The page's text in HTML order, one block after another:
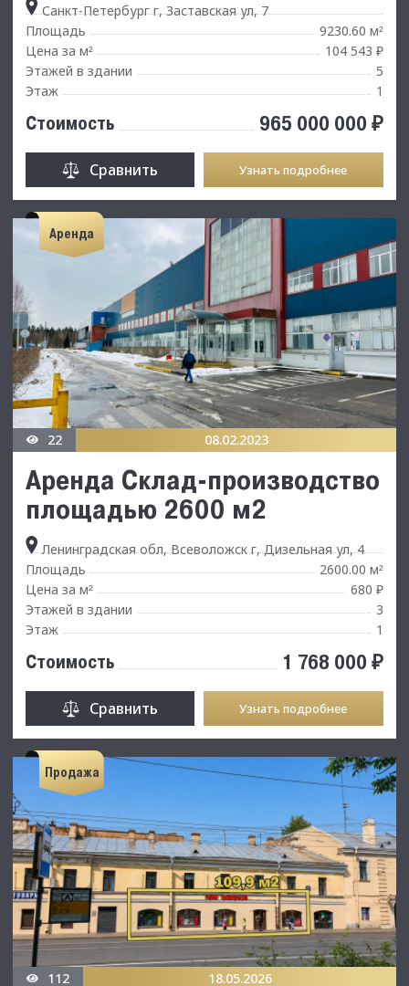
Санкт-Петербург г, Заставская ул, 7
Площадь
9230.60 м²
Цена за м²
104 543 ₽
Этажей в здании
5
Этаж
1
Стоимость 965 000 000 ₽
Сравнить Узнать подробнее
Аренда
22 08.02.2023
Аренда Склад-производство
площадью 2600 м2
Ленинградская обл, Всеволожск г, Дизельная ул, 4
Площадь
2600.00 м²
Цена за м²
680 ₽
Этажей в здании
3
Этаж
1
Стоимость 1 768 000 ₽
Сравнить Узнать подробнее
Продажа
112 18.05.2026